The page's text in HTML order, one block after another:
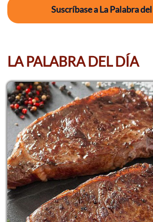
Suscríbase a La Palabra
LA PALABRA DEL DÍA